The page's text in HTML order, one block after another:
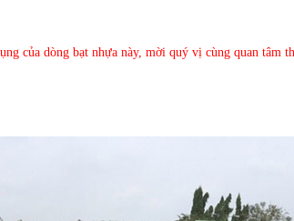
của dòng bạt nhựa này, mời quý vị cùng quan tâm